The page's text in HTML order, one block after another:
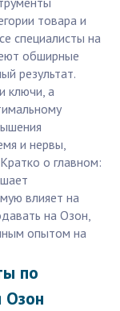
товара и
специалисты на
обширные
результат.
ключи, а
и нервы,
о главном:
влияет на
на Озон,
опытом на
по
Озон